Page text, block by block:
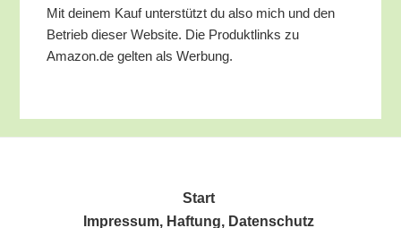
Mit dei­nem Kauf unter­stützt du also mich und den
Betrieb die­ser Web­site. Die Pro­dukt­links zu
Amazon.de gel­ten als Werbung.
Start
Impres­sum, Haf­tung, Datenschutz